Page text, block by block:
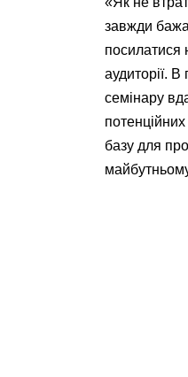
завжди
посилатися
аудиторії.
семінару
потенційних
базу для